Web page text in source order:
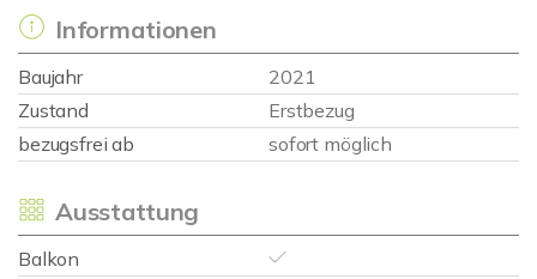
Informationen
Baujahr
2021
Zustand
Erstbezug
bezugsfrei ab
sofort möglich
Ausstattung
Balkon